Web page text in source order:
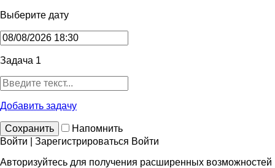
Выберите дату
Задача 1
Добавить задачу
Сохранить
Напомнить
Войти | Зарегистрироваться Войти
Авторизуйтесь для получения расширенных возможностей